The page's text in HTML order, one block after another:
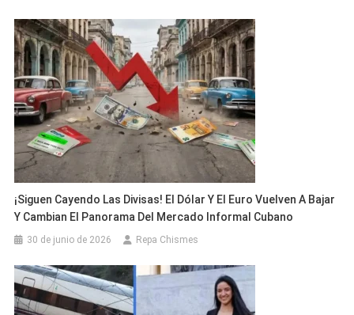
¡Siguen Cayendo Las Divisas! El Dólar Y El Euro Vuelven A Bajar
Y Cambian El Panorama Del Mercado Informal Cubano
30 de junio de 2026 Repa Chismes